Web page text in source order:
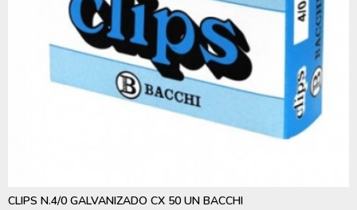
CLIPS N.4/0 GALVANIZADO CX 50 UN BACCHI